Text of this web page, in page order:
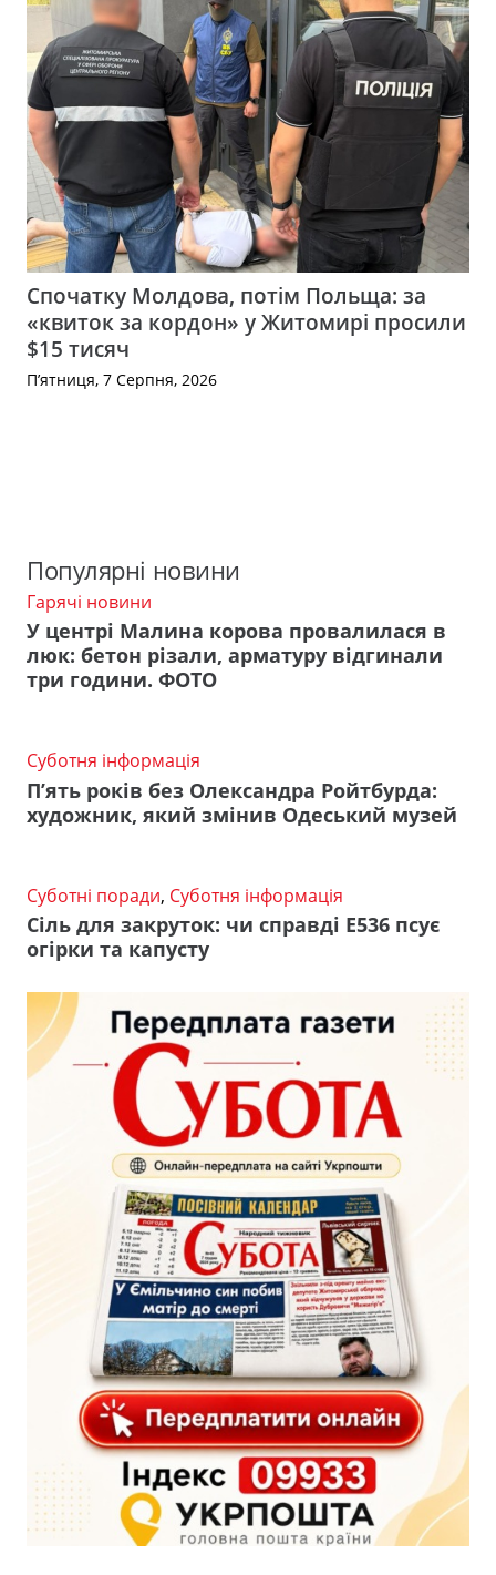
Спочатку Молдова, потім Польща: за
«квиток за кордон» у Житомирі просили
$15 тисяч
П’ятниця, 7 Серпня, 2026
Популярні новини
Гарячі новини
У центрі Малина корова провалилася в
люк: бетон різали, арматуру відгинали
три години. ФОТО
Суботня інформація
П’ять років без Олександра Ройтбурда:
художник, який змінив Одеський музей
Суботні поради, Суботня інформація
Сіль для закруток: чи справді Е536 псує
огірки та капусту